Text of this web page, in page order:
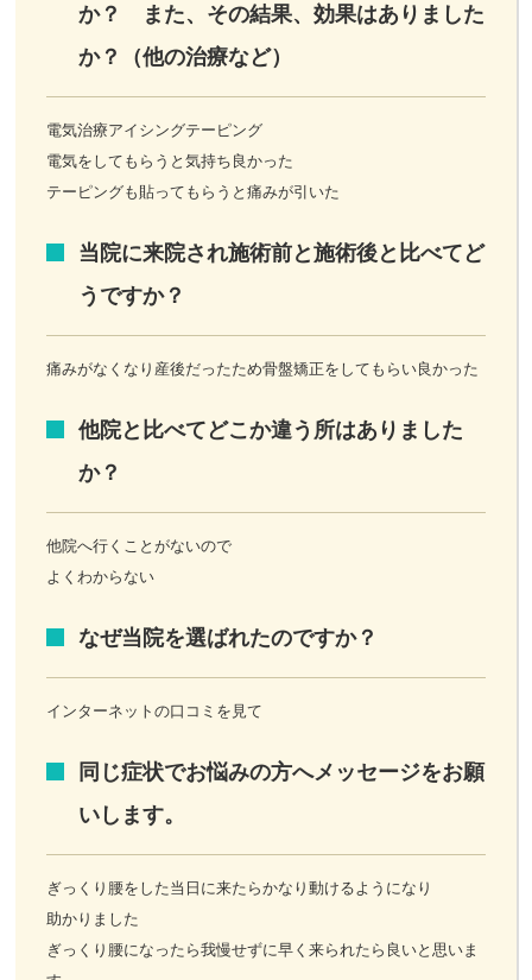
か？ また、その結果、効果はありました
か？（他の治療など）
電気治療アイシングテーピング
電気をしてもらうと気持ち良かった
テーピングも貼ってもらうと痛みが引いた
当院に来院され施術前と施術後と比べてど
うですか？
痛みがなくなり産後だったため骨盤矯正をしてもらい良かった
他院と比べてどこか違う所はありました
か？
他院へ行くことがないので
よくわからない
なぜ当院を選ばれたのですか？
インターネットの口コミを見て
同じ症状でお悩みの方へメッセージをお願
いします。
ぎっくり腰をした当日に来たらかなり動けるようになり
助かりました
ぎっくり腰になったら我慢せずに早く来られたら良いと思いま